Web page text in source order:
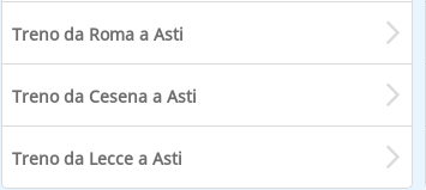
Treno da Roma a Asti
Treno da Cesena a Asti
Treno da Lecce a Asti